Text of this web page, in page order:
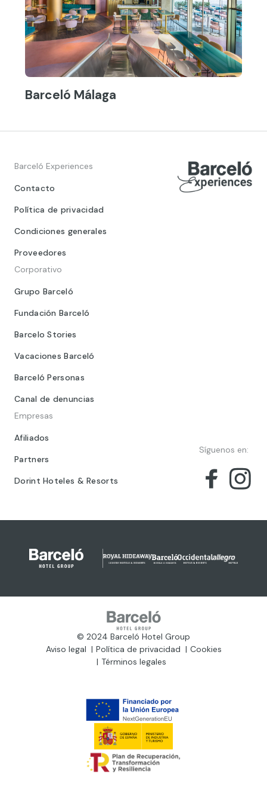
Barceló Málaga
Barceló Experiences
Contacto
Política de privacidad
Condiciones generales
Proveedores
Corporativo
Grupo Barceló
Fundación Barceló
Barcelo Stories
Vacaciones Barceló
Barceló Personas
Canal de denuncias
Empresas
Afiliados
Partners
Dorint Hoteles & Resorts
Síguenos en:
© 2024 Barceló Hotel Group
Aviso legal
Política de privacidad
Cookies
Términos legales